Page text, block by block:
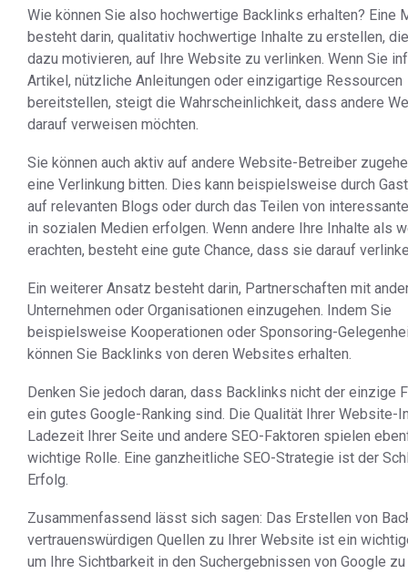
Wie können Sie also hochwertige Backlinks erhalten? Eine
besteht darin, qualitativ hochwertige Inhalte zu erstellen,
dazu motivieren, auf Ihre Website zu verlinken. Wenn Sie
Artikel, nützliche Anleitungen oder einzigartige Ressourcen
bereitstellen, steigt die Wahrscheinlichkeit, dass andere
darauf verweisen möchten.
Sie können auch aktiv auf andere Website-Betreiber
eine Verlinkung bitten. Dies kann beispielsweise durch
auf relevanten Blogs oder durch das Teilen von
in sozialen Medien erfolgen. Wenn andere Ihre Inhalte als
erachten, besteht eine gute Chance, dass sie darauf
Ein weiterer Ansatz besteht darin, Partnerschaften mit
Unternehmen oder Organisationen einzugehen. Indem Sie
beispielsweise Kooperationen oder Sponsoring-
können Sie Backlinks von deren Websites erhalten.
Denken Sie jedoch daran, dass Backlinks nicht der einzige
ein gutes Google-Ranking sind. Die Qualität Ihrer Website-
Ladezeit Ihrer Seite und andere SEO-Faktoren spielen
wichtige Rolle. Eine ganzheitliche SEO-Strategie ist der
Erfolg.
Zusammenfassend lässt sich sagen: Das Erstellen von
vertrauenswürdigen Quellen zu Ihrer Website ist ein
um Ihre Sichtbarkeit in den Suchergebnissen von Google zu